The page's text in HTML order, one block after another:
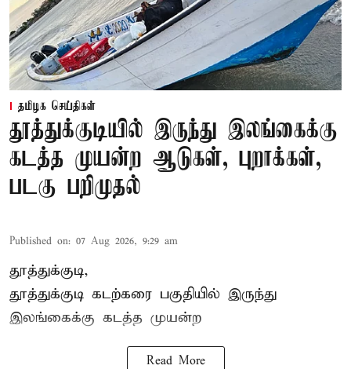
தமிழக செய்திகள்
தூத்துக்குடியில் இருந்து இலங்கைக்கு
கடத்த முயன்ற ஆடுகள், புறாக்கள்,
படகு பறிமுதல்
Published on: 07 Aug 2026, 9:29 am
தூத்துக்குடி,
தூத்துக்குடி கடற்கரை பகுதியில் இருந்து
இலங்கைக்கு கடத்த முயன்ற
Read More